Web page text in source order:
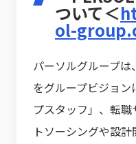
ついて＜
ol-
パーソルグループは
をグループビジョ
プスタッフ」、転
トソーシングや設